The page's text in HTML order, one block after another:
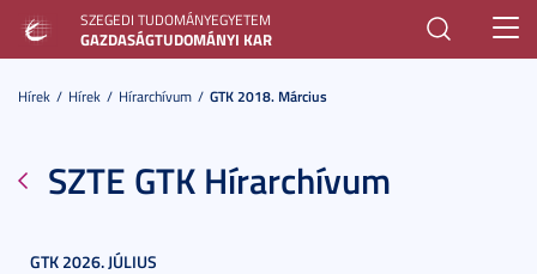
SZEGEDI TUDOMÁNYEGYETEM
GAZDASÁGTUDOMÁNYI KAR
Hírek Hírek Hírarchívum GTK 2018. Március
SZTE GTK Hírarchívum
GTK 2026. JÚLIUS